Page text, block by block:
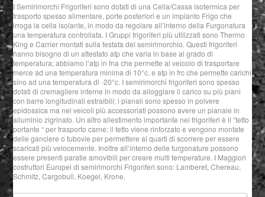
I Semirimorchi Frigoriferi sono dotati di una Cella/Cassa isotermica per
trasporto spesso alimentare, porte posteriori e un impianto Frigo che
irroga la cella isolante, in modo da regolare all’interno della Furgonatura
una temperatura controllata. I Gruppi frigoriferi più utilizzati sono Thermo
King e Carrier montati sulla testata del semirimorchio. Questi frigoriferi
hanno bisogno di un attestato atp che varia in base al grado di
temperatura; abbiamo l’atp in fna che permette al veicolo di trasportare
merce ad una temperatura minima di 10°c. e atp in frc che permette carichi
sino ad una temperatura di -20°c. I semirimorchi frigoriferi sono spesso
dotati di cremagliere interne in modo da alloggiare il carico su più piani
con barre longitudinali estraibili; i pianali sono spesso in polvere
epidossica ma nei veicoli più accessoriati possono avere un pianale in
alluminio zigrinato. Un altro allestimento importante nei frigoriferi è il “tetto
portante “ per trasporto carne; il tetto viene rinforzato e vengono montate
delle ganciere o tubovie per permettere ai quarti di scorrere per essere
scaricati più velocemente. Inoltre all’interno delle furgonature possono
essere presenti paratie amovibili per creare multi temperature. I Maggiori
costruttori Europei di semirimorchi Frigoriferi sono: Lamberet, Chereau,
Schmitz, Cargobull, Koegel, Krone.